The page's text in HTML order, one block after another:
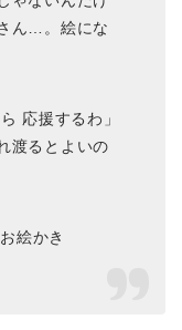
ん…。絵にな
応援するわ」
渡るとよいの
絵かき